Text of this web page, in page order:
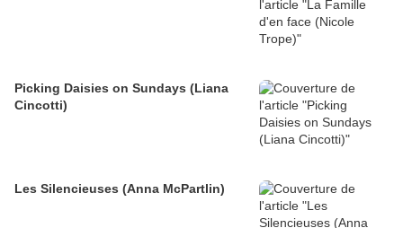
Picking Daisies on Sundays (Liana
Cincotti)
Les Silencieuses (Anna McPartlin)